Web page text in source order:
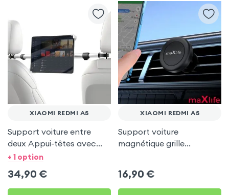
XIAOMI REDMI A5
Support voiture entre
deux Appui-têtes avec
Tête rotative à 360° pour
+ 1 option
34,90 €
XIAOMI REDMI A5
Support voiture
magnétique grille
16,90 €